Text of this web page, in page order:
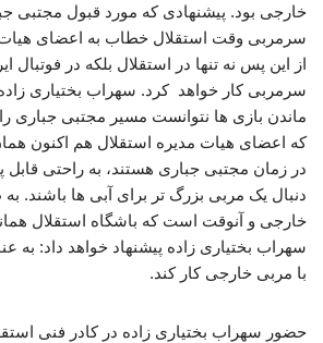
خارجی بود. پیشنهادی که مورد قبول مجتبی
سرمربی وقت استقلال خطاب به اعضای هیات
از این پس نه تنها در استقلال بلکه در فوتبال
سرمربی کار خواهد کرد. سهراب بختیاری زاده
ماندن بازی ها نتوانست مسیر مجتبی جباری را
که اعضای هیات مدیره استقلال هم اکنون
در زمان مجتبی جباری هستند، به راحتی
دنبال یک مربی بزرگ تر برای آبی ها باشند.
خارجی و آنوقت است که باشگاه استقلال
سهراب بختیاری زاده پیشنهاد خواهد داد: به
با مربی خارجی کار کند.
حضور سهراب بختیاری زاده در کادر فنی